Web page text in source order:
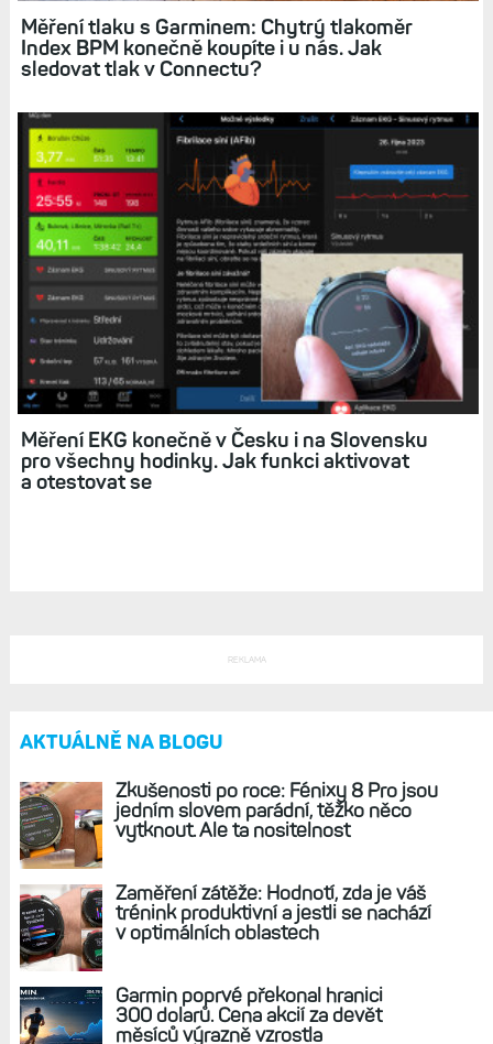
Měření tlaku s Garminem: Chytrý tlakoměr
Index BPM konečně koupíte i u nás. Jak
sledovat tlak v Connectu?
pro všechny hodinky. Jak funkci aktivovat
a otestovat se